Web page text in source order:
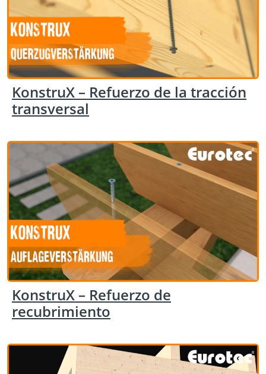
KonstruX – Refuerzo de la tracción
transversal
KonstruX – Refuerzo de
recubrimiento